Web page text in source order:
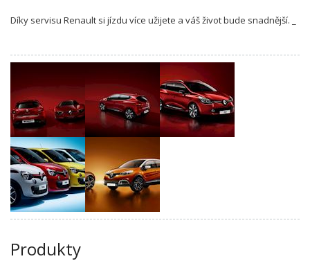
Díky servisu Renault si jízdu více užijete a váš život bude snadnější. _
Produkty